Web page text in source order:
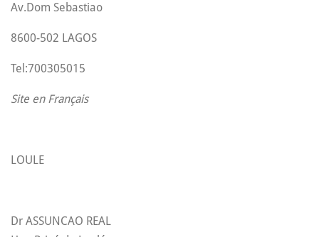
Av.Dom Sebastiao
8600-502 LAGOS
Tel:700305015
Site en Français
LOULE
Dr ASSUNCAO REAL